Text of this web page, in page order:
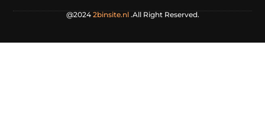
@2024 2binsite.nl.All Right Reserved.